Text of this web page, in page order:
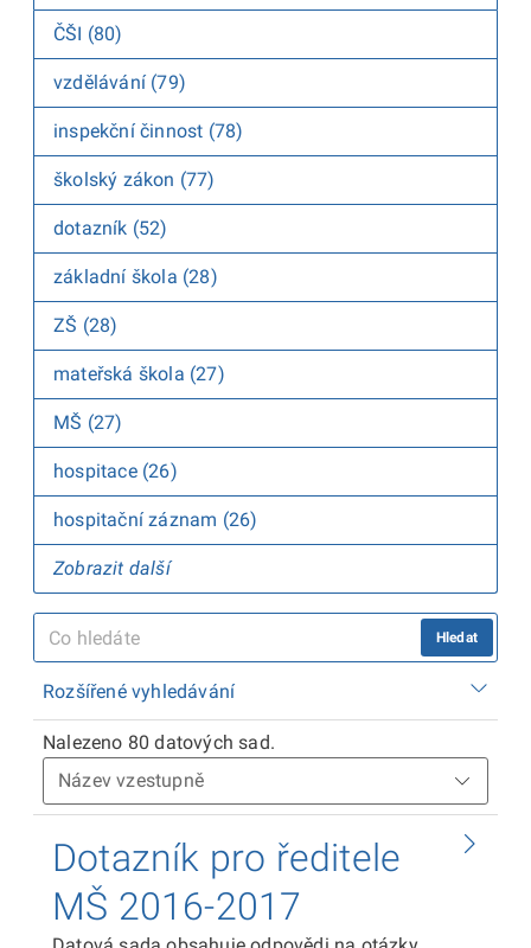
ČŠI (80)
vzdělávání (79)
inspekční činnost (78)
školský zákon (77)
dotazník (52)
základní škola (28)
ZŠ (28)
mateřská škola (27)
MŠ (27)
hospitace (26)
hospitační záznam (26)
Zobrazit další
Hledat
Rozšířené vyhledávání
Nalezeno 80 datových sad.
Dotazník pro ředitele
MŠ 2016-2017